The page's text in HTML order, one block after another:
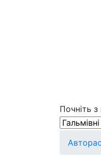
Почніть